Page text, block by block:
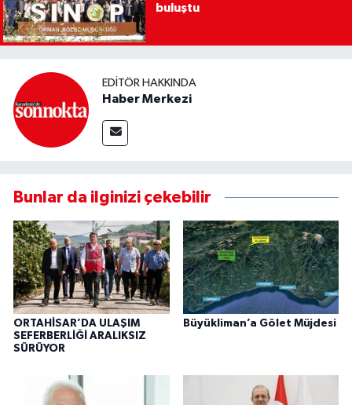
buluştu
EDITÖR HAKKINDA
Haber Merkezi
Bunlar da ilginizi çekebilir
ORTAHİSAR’DA ULAŞIM
SEFERBERLİĞİ ARALIKSIZ
SÜRÜYOR
Büyükliman’a Gölet Müjdesi